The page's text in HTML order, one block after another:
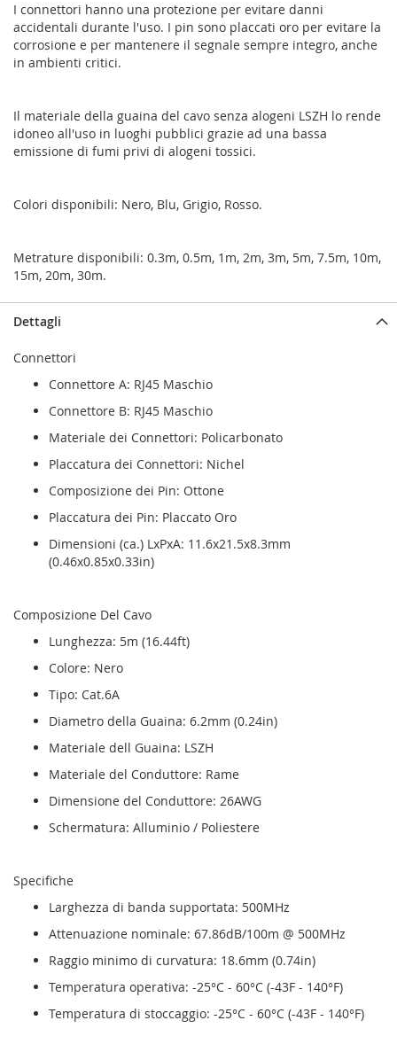
I connettori hanno una protezione per evitare danni
accidentali durante l'uso. I pin sono placcati oro per evitare la
corrosione e per mantenere il segnale sempre integro, anche
in ambienti critici.
Il materiale della guaina del cavo senza alogeni LSZH lo rende
idoneo all'uso in luoghi pubblici grazie ad una bassa
emissione di fumi privi di alogeni tossici.
Colori disponibili: Nero, Blu, Grigio, Rosso.
Metrature disponibili: 0.3m, 0.5m, 1m, 2m, 3m, 5m, 7.5m, 10m,
15m, 20m, 30m.
Dettagli
Connettori
Connettore A: RJ45 Maschio
Connettore B: RJ45 Maschio
Materiale dei Connettori: Policarbonato
Placcatura dei Connettori: Nichel
Composizione dei Pin: Ottone
Placcatura dei Pin: Placcato Oro
Dimensioni (ca.) LxPxA: 11.6x21.5x8.3mm
(0.46x0.85x0.33in)
Composizione Del Cavo
Lunghezza: 5m (16.44ft)
Colore: Nero
Tipo: Cat.6A
Diametro della Guaina: 6.2mm (0.24in)
Materiale dell Guaina: LSZH
Materiale del Conduttore: Rame
Dimensione del Conduttore: 26AWG
Schermatura: Alluminio / Poliestere
Specifiche
Larghezza di banda supportata: 500MHz
Attenuazione nominale: 67.86dB/100m @ 500MHz
Raggio minimo di curvatura: 18.6mm (0.74in)
Temperatura operativa: -25°C - 60°C (-43F - 140°F)
Temperatura di stoccaggio: -25°C - 60°C (-43F - 140°F)